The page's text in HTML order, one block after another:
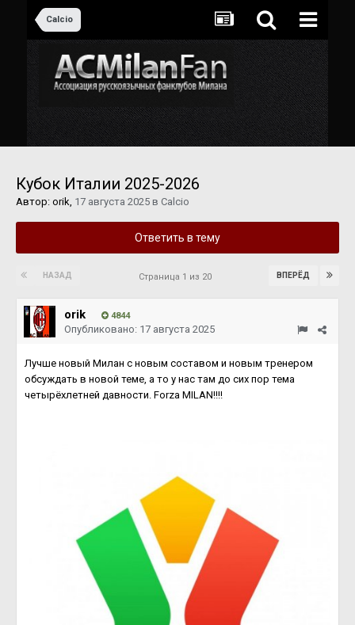
Calcio
Кубок Италии 2025-2026
Автор: orik, 17 августа 2025 в Calcio
Ответить в тему
НАЗАД ВПЕРЁД
Страница 1 из 20
orik 4844
Опубликовано: 17 августа 2025
Лучше новый Милан с новым составом и новым тренером
обсуждать в новой теме, а то у нас там до сих пор тема
четырёхлетней давности. Forza MILAN!!!!